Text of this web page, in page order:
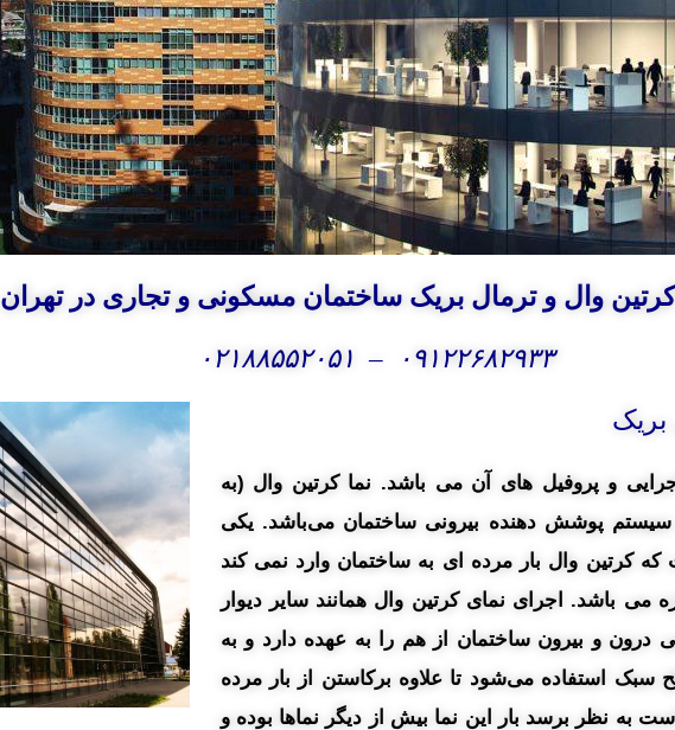
وال و ترمال بریک ساختمان مسکونی و تجاری در تهران
۰۹۱۲۲۶۸۲۹۳۳ – ۰۲۱۸۸۵۵۲۰۵۱
بریک
و پروفیل های آن می باشد. نما کرتین وال (به
سیستم پوشش دهنده بیرونی ساختمان می‌باشد. یکی
کرتین وال بار مرده ای به ساختمان وارد نمی کند
می باشد. اجرای نمای کرتین وال همانند سایر دیوار
درون و بیرون ساختمان از هم را به عهده دارد و به
استفاده می‌شود تا علاوه برکاستن از بار مرده
به نظر برسد بار این نما بیش از دیگر نماها بوده و